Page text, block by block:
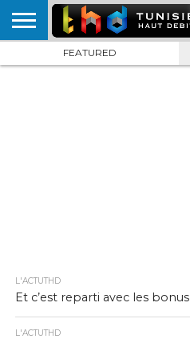
HOME
L’ACTUTHD
EN
PODCASTS
TEST
COMPARATIF
CARTE DE
CONTACT
FEATURED
L'ACTUTHD
Et c’est reparti avec les bonus
L'ACTUTHD